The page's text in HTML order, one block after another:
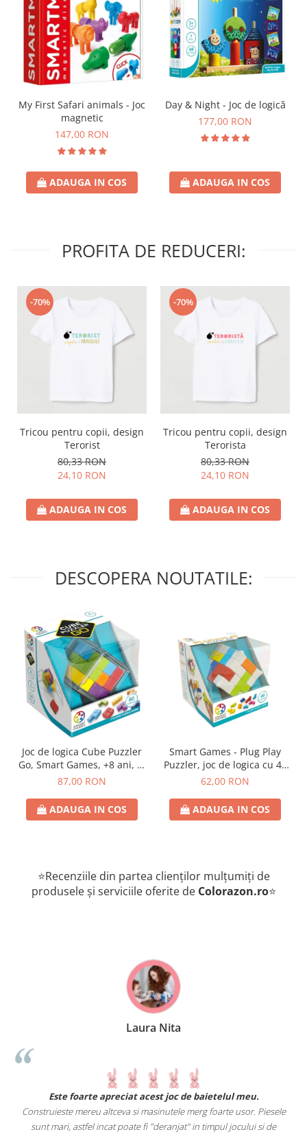
My First Safari animals - Joc
magnetic
147,00 RON
ADAUGA IN COS
Day & Night - Joc de logică
177,00 RON
ADAUGA IN COS
PROFITA DE REDUCERI:
-70%
Tricou pentru copii, design
Terorist
80,33 RON
24,10 RON
ADAUGA IN COS
-70%
Tricou pentru copii, design
Terorista
80,33 RON
24,10 RON
ADAUGA IN COS
DESCOPERA NOUTATILE:
Joc de logica Cube Puzzler
Go, Smart Games, +8 ani, lb
romana
87,00 RON
ADAUGA IN COS
Smart Games - Plug Play
Puzzler, joc de logica cu 48
de provocari, 6+ ani, lb
62,00 RON
ADAUGA IN COS
⭐Recenziile din partea clienților mulțumiți de
produsele și serviciile oferite de Colorazon.ro⭐
Laura Nita
Este foarte apreciat acest joc de baietelul meu.
Construieste mereu altceva si masinutele merg foarte usor. Piesele
sunt mari, astfel incat poate fi "deranjat" in timpul jocului si de